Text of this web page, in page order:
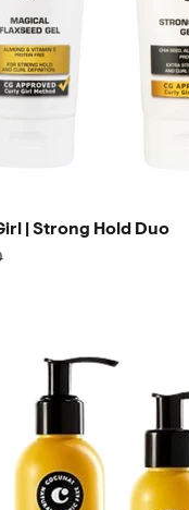
| Strong Hold Duo
Preis